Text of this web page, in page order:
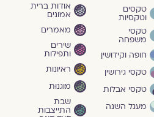
טקסים
וטקסיות
טקסי
משפחה
חופה וקידושין
טקסי גירושין
טקסי אבלות
מעגל השנה
אודות ברית
אמונים
מאמרים
שירים
ותפילות
ראיונות
מוגנוּת
שבת
התייצבות